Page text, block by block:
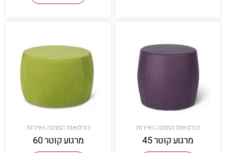
כורסאות המתנה ואירוח
מרגוע קוטר 45
כורסאות המתנה ואירוח
מרגוע קוטר 60